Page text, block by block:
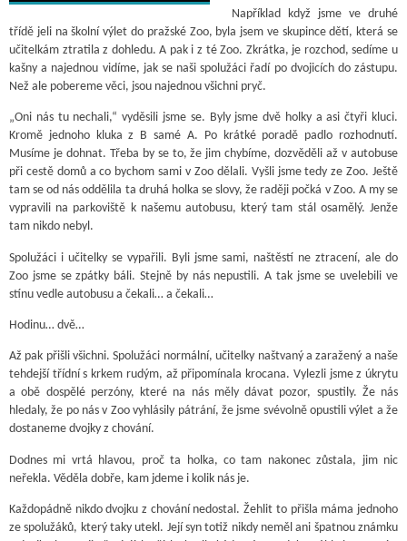
Například když jsme ve druhé
třídě jeli na školní výlet do pražské Zoo, byla jsem ve skupince dětí, která se
učitelkám ztratila z dohledu. A pak i z té Zoo. Zkrátka, je rozchod, sedíme u
kašny a najednou vidíme, jak se naši spolužáci řadí po dvojicích do zástupu.
Než ale pobereme věci, jsou najednou všichni pryč.
„Oni nás tu nechali,“ vyděsili jsme se. Byly jsme dvě holky a asi čtyři kluci.
Kromě jednoho kluka z B samé A. Po krátké poradě padlo rozhodnutí.
Musíme je dohnat. Třeba by se to, že jim chybíme, dozvěděli až v autobuse
při cestě domů a co bychom sami v Zoo dělali. Vyšli jsme tedy ze Zoo. Ještě
tam se od nás oddělila ta druhá holka se slovy, že raději počká v Zoo. A my se
vypravili na parkoviště k našemu autobusu, který tam stál osamělý. Jenže
tam nikdo nebyl.
Spolužáci i učitelky se vypařili. Byli jsme sami, naštěstí ne ztracení, ale do
Zoo jsme se zpátky báli. Stejně by nás nepustili. A tak jsme se uvelebili ve
stínu vedle autobusu a čekali… a čekali…
Hodinu… dvě…
Až pak přišli všichni. Spolužáci normální, učitelky naštvaný a zaražený a naše
tehdejší třídní s krkem rudým, až připomínala krocana. Vylezli jsme z úkrytu
a obě dospělé perzóny, které na nás měly dávat pozor, spustily. Že nás
hledaly, že po nás v Zoo vyhlásily pátrání, že jsme svévolně opustili výlet a že
dostaneme dvojky z chování.
Dodnes mi vrtá hlavou, proč ta holka, co tam nakonec zůstala, jim nic
neřekla. Věděla dobře, kam jdeme i kolik nás je.
Každopádně nikdo dvojku z chování nedostal. Žehlit to přišla máma jednoho
ze spolužáků, který taky utekl. Její syn totiž nikdy neměl ani špatnou známku